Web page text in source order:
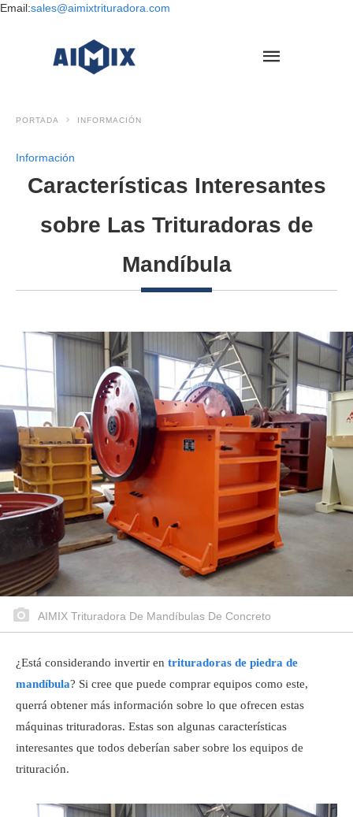
Email:sales@aimixtrituradora.com
PORTADA INFORMACIÓN
Información
Características Interesantes
sobre Las Trituradoras de
Mandíbula
AIMIX Trituradora De Mandíbulas De Concreto
¿Está considerando invertir en trituradoras de piedra de
mandíbula? Si cree que puede comprar equipos como este,
querrá obtener más información sobre lo que ofrecen estas
máquinas trituradoras. Estas son algunas características
interesantes que todos deberían saber sobre los equipos de
trituración.